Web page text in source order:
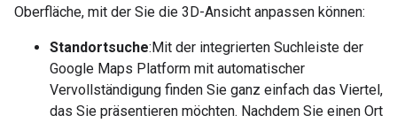
Oberfläche, mit der Sie die 3D-Ansicht anpassen können:
Standortsuche:Mit der integrierten Suchleiste der
Google Maps Platform mit automatischer
Vervollständigung finden Sie ganz einfach das Viertel,
das Sie präsentieren möchten. Nachdem Sie einen Ort